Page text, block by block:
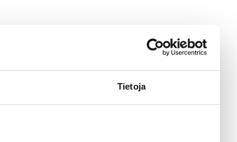
Tietoja